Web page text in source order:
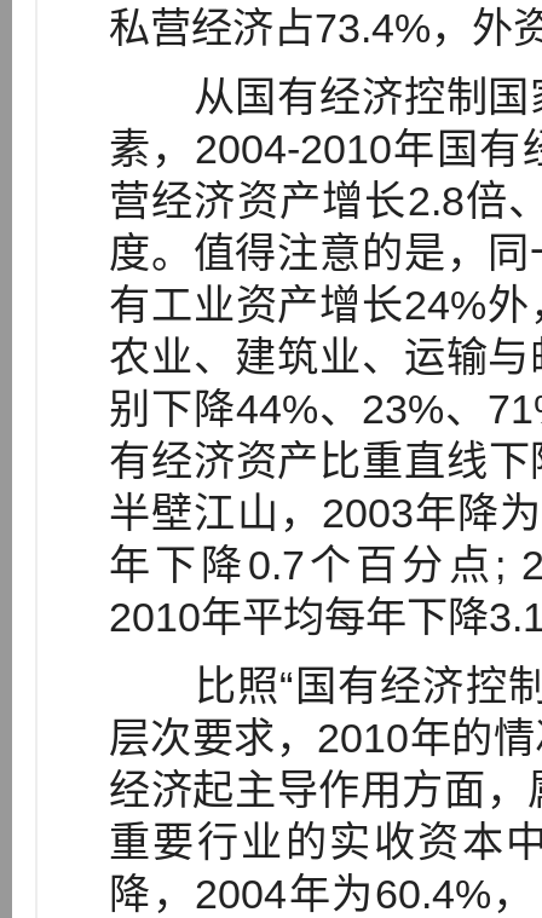
私营经济占73.4%，外
从国有经济控制国
素，2004-2010年国
营经济资产增长2.8倍
度。值得注意的是，
有工业资产增长24%
农业、建筑业、运输
别下降44%、23%、
有经济资产比重直线
半壁江山，2003年降
年下降0.7个百分点;
2010年平均每年下降
比照“国有经济控制
层次要求，2010年的
经济起主导作用方面
重要行业的实收资本
降，2004年为60.4%